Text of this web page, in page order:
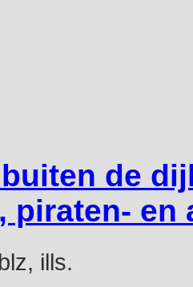
de
piraten- en
ills.